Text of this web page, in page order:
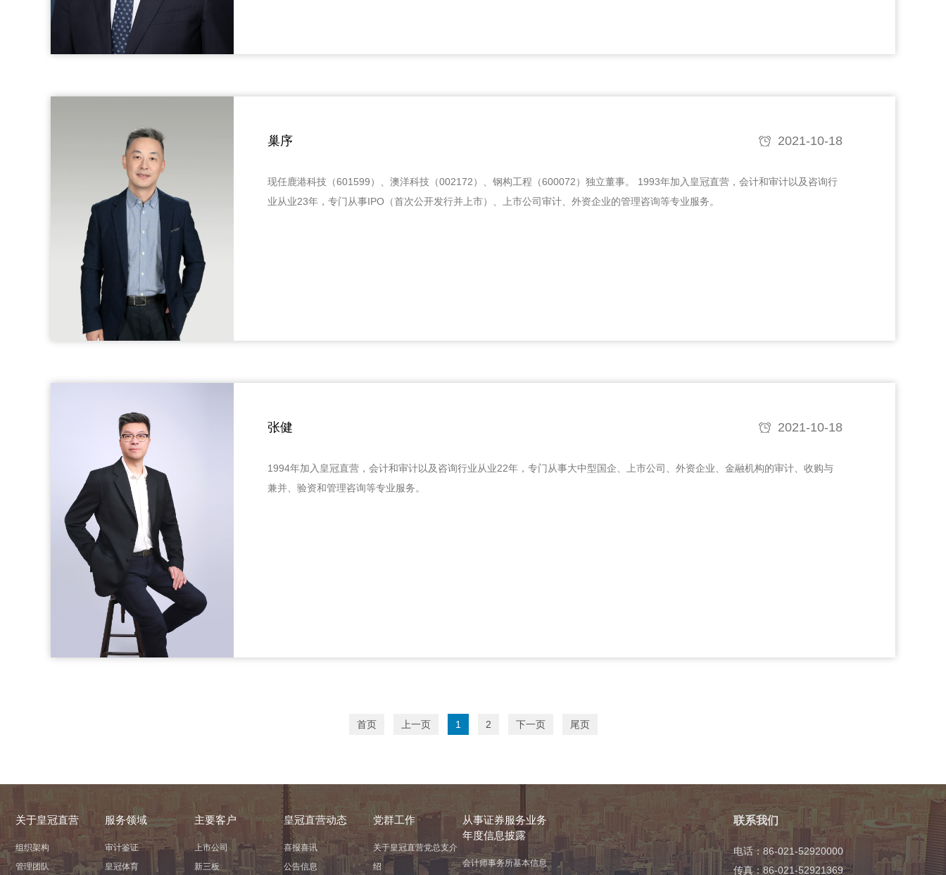
巢序 2021-10-18
现任鹿港科技（601599）、澳洋科技（002172）、钢构工程（600072）独立董事。 1993年加入皇冠直营，会计和审计以及咨询行
业从业23年，专门从事IPO（首次公开发行并上市）、上市公司审计、外资企业的管理咨询等专业服务。
张健 2021-10-18
1994年加入皇冠直营，会计和审计以及咨询行业从业22年，专门从事大中型国企、上市公司、外资企业、金融机构的审计、收购与
兼并、验资和管理咨询等专业服务。
首页 上一页 1 2 下一页 尾页
关于皇冠直营
组织架构
管理团队
服务领域
审计鉴证
皇冠体育
主要客户
上市公司
新三板
皇冠直营动态
喜报喜讯
公告信息
党群工作
关于皇冠直营党总支介
绍
从事证券服务业务
年度信息披露
会计师事务所基本信息
联系我们
电话：86-021-52920000
传真：86-021-52921369